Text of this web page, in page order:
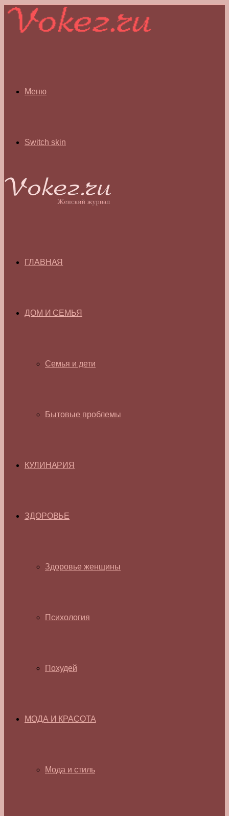
Меню
Switch skin
ГЛАВНАЯ
ДОМ И СЕМЬЯ
Семья и дети
Бытовые проблемы
КУЛИНАРИЯ
ЗДОРОВЬЕ
Здоровье женщины
Психология
Похудей
МОДА И КРАСОТА
Мода и стиль